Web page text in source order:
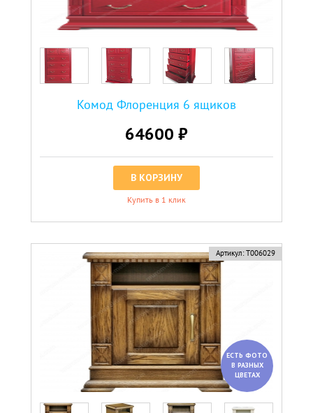
Комод Флоренция 6 ящиков
64600 ₽
В КОРЗИНУ
Купить в 1 клик
Артикул: Т006029
ЕСТЬ ФОТО
В РАЗНЫХ
ЦВЕТАХ